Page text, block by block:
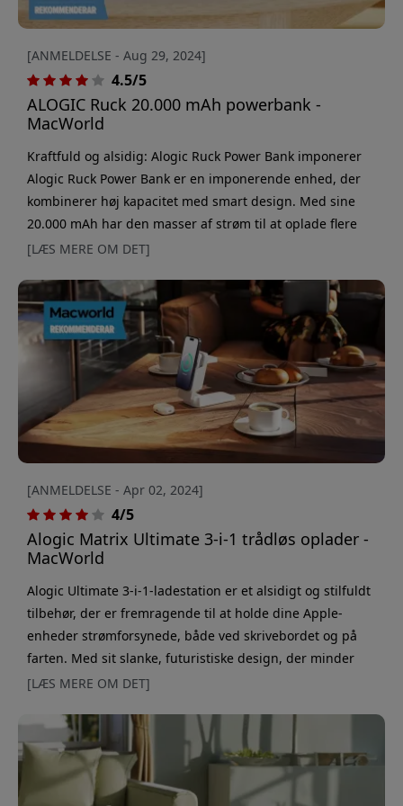
[ANMELDELSE - Aug 29, 2024]
4.5/5
ALOGIC Ruck 20.000 mAh powerbank -
MacWorld
Kraftfuld og alsidig: Alogic Ruck Power Bank imponerer
Alogic Ruck Power Bank er en imponerende enhed, der
kombinerer høj kapacitet med smart design. Med sine
20.000 mAh har den masser af strøm til at oplade flere
enheder på én gang. Den robuste
indtryk, men gør også powerbanken holdbar til daglig
brug. En af de mest værdsatte funktioner er den
indbyggede LED-lommelygte, som viser si
[LÆS MERE OM DET]
[ANMELDELSE - Apr 02, 2024]
4/5
Alogic Matrix Ultimate 3-i-1 trådløs oplader -
MacWorld
Alogic Ultimate 3-i-1-ladestation er et alsidigt og stilfuldt
tilbehør, der er fremragende til at holde dine Apple-
enheder strømforsynede, både ved skrivebordet og på
farten. Med sit slanke, futuristiske design, der minder
om noget fra Star Trek, er denne hvide plastikoplader en
de mest iøjnefaldende egenskaber ved Alogic Ultimate er
den aftagelige batteripakke på 5.000 mAh, so
[LÆS MERE OM DET]